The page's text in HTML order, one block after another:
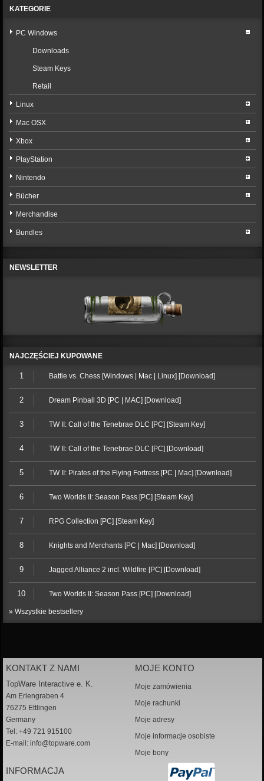
KATEGORIE
PC Windows
Downloads
Steam Keys
Retail
Linux
Mac OSX
Xbox
PlayStation
Nintendo
Bücher
Merchandise
Bundles
NEWSLETTER
NAJCZĘŚCIEJ KUPOWANE
1 Battle vs. Chess [Windows | Mac | Linux] [Download]
2 Dream Pinball 3D [PC | MAC] [Download]
3 TW II: Call of the Tenebrae DLC [PC] [Steam Key]
4 TW II: Call of the Tenebrae DLC [PC] [Download]
5 TW II: Pirates of the Flying Fortress [PC | Mac] [Download]
6 Two Worlds II: Season Pass [PC] [Steam Key]
7 RPG Collection [PC] [Steam Key]
8 Knights and Merchants [PC | Mac] [Download]
9 Jagged Alliance 2 incl. Wildfire [PC] [Download]
10 Two Worlds II: Season Pass [PC] [Download]
» Wszystkie bestsellery
KONTAKT Z NAMI
TopWare Interactive e. K.
Am Erlengraben 4
76275 Ettlingen
Germany
Tel: +49 721 915100
E-mail: info@topware.com
MOJE KONTO
Moje zamówienia
Moje rachunki
Moje adresy
Moje informacje osobiste
Moje bony
INFORMACJA